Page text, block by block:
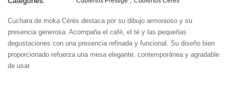
Cuchara de moka Cérès destaca por su dibujo armonioso y su
presencia generosa. Acompaña el café, el té y las pequeñas
degustaciones con una presencia refinada y funcional. Su diseño bien
proporcionado refuerza una mesa elegante, contemporánea y agradable
de usar.